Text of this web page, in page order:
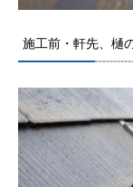
施工前・軒先、樋